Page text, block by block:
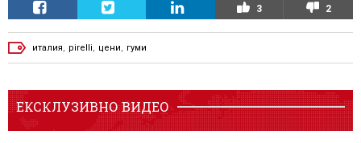
3 2
италия pirelli цени гуми
ЕКСКЛУЗИВНО ВИДЕО